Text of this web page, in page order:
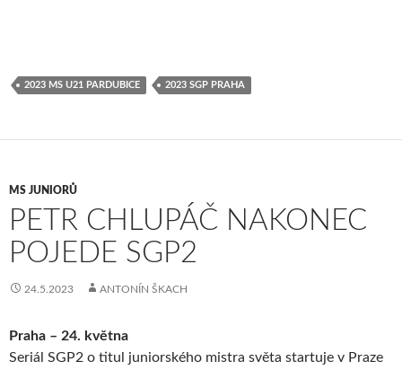
2023 MS U21 PARDUBICE 2023 SGP PRAHA
MS JUNIORŮ
PETR CHLUPÁČ NAKONEC
POJEDE SGP2
24.5.2023 ANTONÍN ŠKACH
Praha – 24. května
Seriál SGP2 o titul juniorského mistra světa startuje v Praze